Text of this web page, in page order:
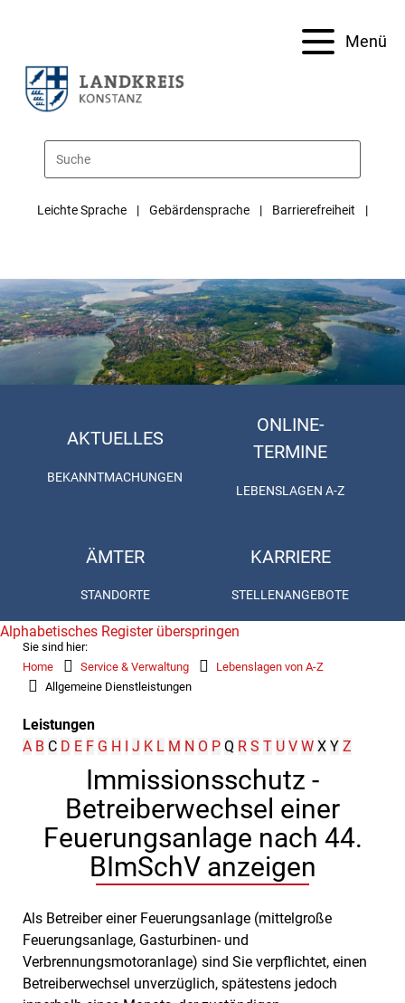
Menü
Leichte Sprache Gebärdensprache Barrierefreiheit
AKTUELLES
BEKANNTMACHUNGEN
ONLINE-
TERMINE
LEBENSLAGEN A-Z
ÄMTER
STANDORTE
KARRIERE
STELLENANGEBOTE
Sie sind hier:
Home
Service & Verwaltung
Lebenslagen von A-Z
Allgemeine Dienstleistungen
Leistungen
Alphabetisches Register überspringen
A B C D E F G H I J K L M N O P Q R S T U V W X Y Z
Immissionsschutz -
Betreiberwechsel einer
Feuerungsanlage nach 44.
BImSchV anzeigen
Als Betreiber einer Feuerungsanlage (mittelgroße
Feuerungsanlage, Gasturbinen- und
Verbrennungsmotoranlage) sind Sie verpflichtet, einen
Betreiberwechsel unverzüglich, spätestens jedoch